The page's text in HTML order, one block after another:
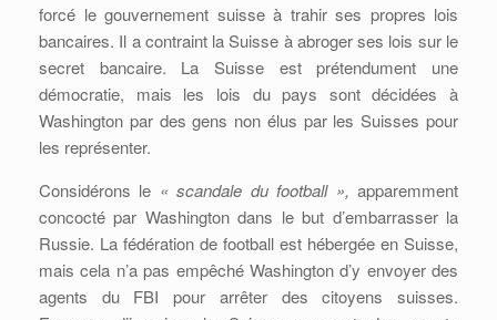
forcé le gouvernement suisse à trahir ses propres lois
bancaires. Il a contraint la Suisse à abroger ses lois sur le
secret bancaire. La Suisse est prétendument une
démocratie, mais les lois du pays sont décidées à
Washington par des gens non élus par les Suisses pour
les représenter.
Considérons le « scandale du football », apparemment
concocté par Washington dans le but d’embarrasser la
Russie. La fédération de football est hébergée en Suisse,
mais cela n’a pas empêché Washington d’y envoyer des
agents du FBI pour arrêter des citoyens suisses.